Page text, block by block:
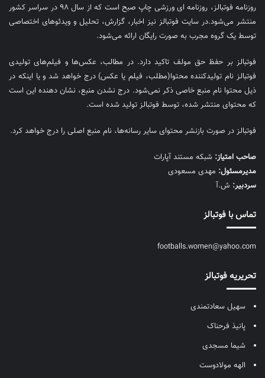
روزنامه فوتبالز، روزنامه ای ورزشی چاپ صبح است که از سال ۹۸ در سراسر کشور
منتشر می‌شود.در سایت فوتبالز نیز اخبار، گزارش، تحلیل و ویدئوهای اختصاصی
توسط یک گروه مجرب به صورت رایگان ارائه می‌شود.
فوتبالز بر حفظ حق مولف تاکید دارد. در مطالب، عکس‌ها و فیلم‌های تولیدی
فوتبالز نام تولیدکننده محتوا(مطلب، فیلم یا عکس) درج خواهد شد و یا اینکه در
ذیل محتوا نام منبع خاصی ذکر نمی‌‎شود. درج نشدن منبع، نشان دهنده این است
که محتوای منتشر شده، توسط فوتبالز تولید شده است.
فوتبالز در صورت بازنشر محتوای سایر رسانه‌ها، نام منبع اصلی را درج خواهد کرد.
صاحب امتیاز: شبکه مستند آپارات
مديرمسئول: مهدی مسعودی
سردبیر: ش.آ
تماس با فوتبالز
footballs.women@yahoo.com
تحریریه فوتبالز
سهیل سعادتمندی
پانیذ فرحناک
شیما مسجدی
الهه مولادوست